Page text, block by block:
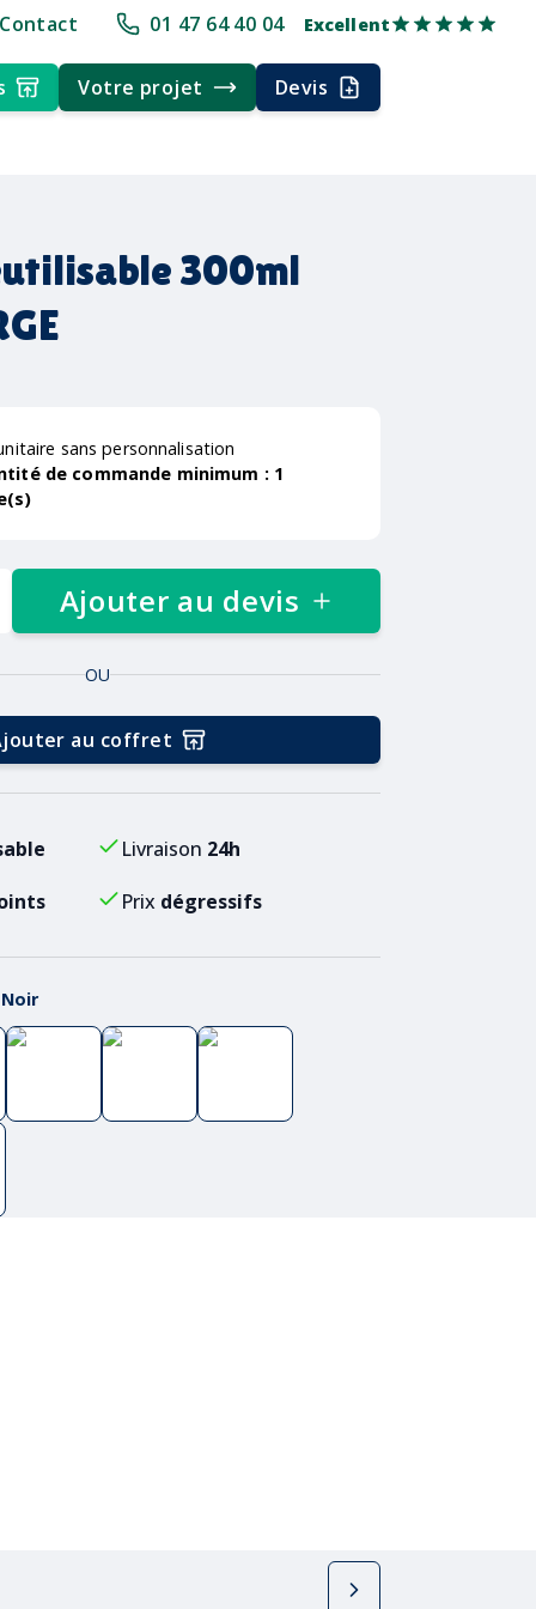
+30 ans d'expérience Délai rapide Délai rapide Livraison
Contact 01 47 64 40 04 Excellent
Votre projet Devis
300ml
sans personnalisation
de commande minimum : 1
Ajouter au devis
OU
au coffret
Livraison 24h
Prix dégressifs
Noir